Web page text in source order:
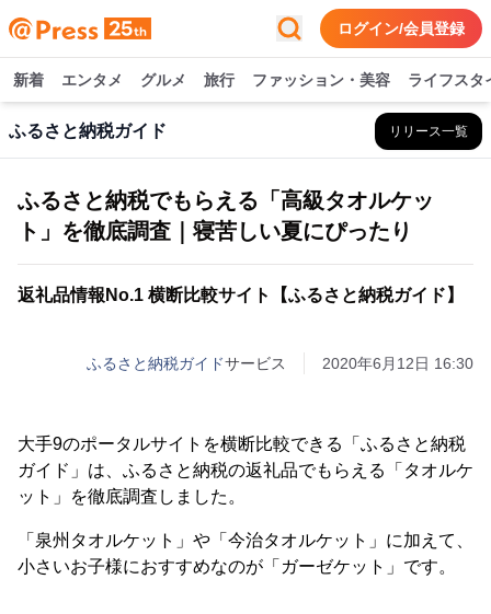
ログイン/会員登録
新着 エンタメ グルメ 旅行 ファッション・美容 ライフスタ
ふるさと納税ガイド リリース一覧
ふるさと納税でもらえる「高級タオルケッ
ト」を徹底調査｜寝苦しい夏にぴったり
返礼品情報No.1 横断比較サイト【ふるさと納税ガイド】
ふるさと納税ガイドサービス 2020年6月12日 16:30
大手9のポータルサイトを横断比較できる「ふるさと納税
ガイド」は、ふるさと納税の返礼品でもらえる「タオルケ
ット」を徹底調査しました。
「泉州タオルケット」や「今治タオルケット」に加えて、
小さいお子様におすすめなのが「ガーゼケット」です。